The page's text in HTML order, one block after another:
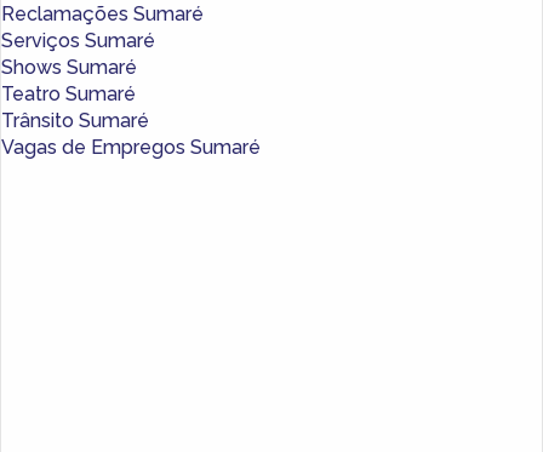
Reclamações Sumaré
Serviços Sumaré
Shows Sumaré
Teatro Sumaré
Trânsito Sumaré
Vagas de Empregos Sumaré